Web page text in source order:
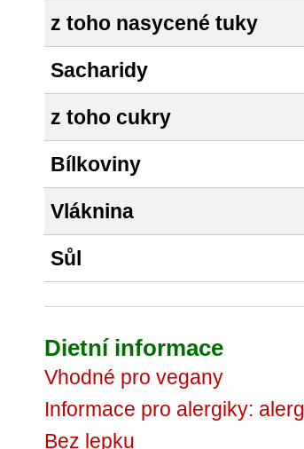
z toho nasycené tuky
Sacharidy
z toho cukry
Bílkoviny
Vláknina
Sůl
Dietní informace
Vhodné pro vegany
Informace pro alergiky:
Bez lepku